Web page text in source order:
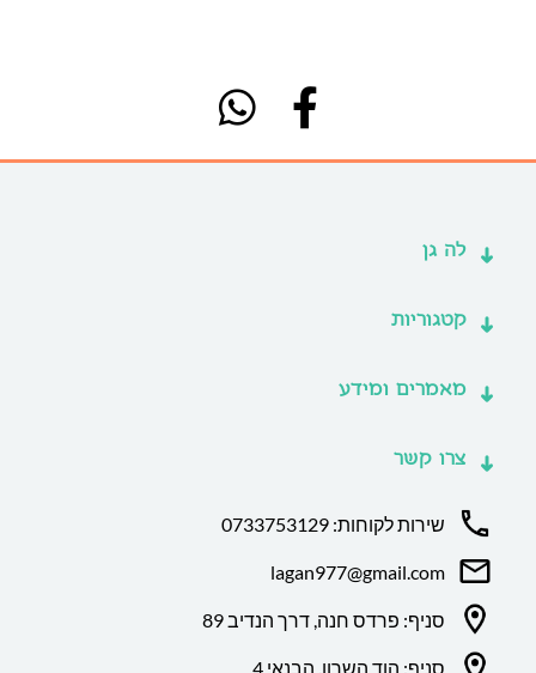
לה גן
קטגוריות
מאמרים ומידע
צרו קשר
שירות לקוחות: 0733753129
lagan977@gmail.com
סניף: פרדס חנה, דרך הנדיב 89
סניף: הוד השרון, הבנאי 4